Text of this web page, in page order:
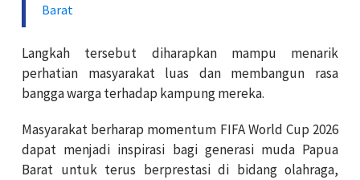
Barat
Langkah tersebut diharapkan mampu menarik
perhatian masyarakat luas dan membangun rasa
bangga warga terhadap kampung mereka.
Masyarakat berharap momentum FIFA World Cup 2026
dapat menjadi inspirasi bagi generasi muda Papua
Barat untuk terus berprestasi di bidang olahraga,